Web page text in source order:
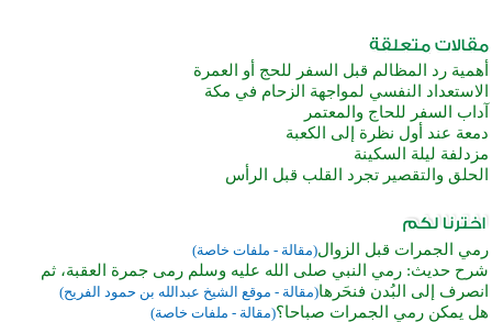
أهمية رد المظالم قبل السفر للحج أو العمرة
الاستعداد النفسي لمواجهة الزحام في مكة
آداب السفر للحاج والمعتمر
دمعة عند أول نظرة إلى الكعبة
مزدلفة ليلة السكينة
الحلق والتقصير تجرد القلب قبل الرأس
رمي الجمرات قبل الزوال(مقالة - ملفات خاصة)
شرح حديث: رمي النبي صلى الله عليه وسلم رمى جمرة العقبة، ثم
انصرف إلى البُدن فنحَرها(مقالة - موقع الشيخ عبدالله بن حمود الفريح)
هل يمكن رمي الجمرات صباحا؟(مقالة - ملفات خاصة)